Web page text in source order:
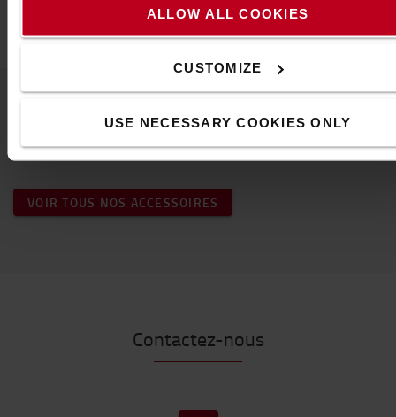
ALLOW ALL COOKIES
CUSTOMIZE
USE NECESSARY COOKIES ONLY
Populaire accessoires
VOIR TOUS NOS ACCESSOIRES
Contactez-nous